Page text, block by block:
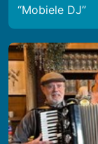
Mobiele DJ